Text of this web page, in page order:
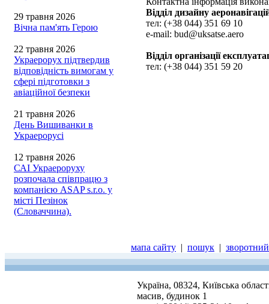
29 травня 2026
Вічна пам'ять Герою
22 травня 2026
Украерорух підтвердив
відповідність вимогам у
сфері підготовки з
авіаційної безпеки
21 травня 2026
День Вишиванки в
Украерорусі
12 травня 2026
САІ Украероруху
розпочала співпрацю з
компанією ASAP s.r.o. у
місті Пезінок
(Словаччина).
Відділ дизайну
тел: (+38 044) 351 69 10
e-mail: bud@uksatse.aero
Відділ організації
тел: (+38 044) 351 59 20
мапа сайту | пошук |
Україна, 08324, Київська
масив, будинок 1